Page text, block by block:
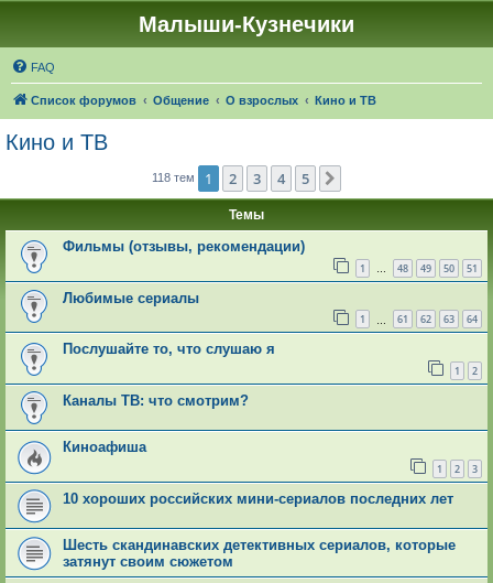
Малыши-Кузнечики
FAQ
Список форумов Общение О взрослых Кино и ТВ
Кино и ТВ
118 тем 1 2 3 4 5
Темы
Фильмы (отзывы, рекомендации)
1 … 48 49 50 51
Любимые сериалы
1 61 62 63 64
Послушайте то, что слушаю я
1 2
Каналы ТВ: что смотрим?
Киноафиша
1 2 3
10 хороших российских мини-сериалов последних лет
Шесть скандинавских детективных сериалов, которые
затянут своим сюжетом